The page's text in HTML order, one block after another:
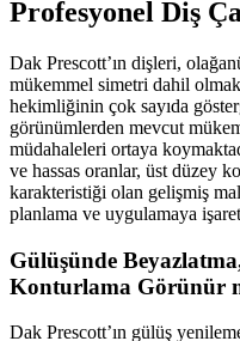
Profesyonel Diş
Dak Prescott’ın dişleri,
mükemmel simetri dahil
hekimliğinin çok sayıda
görünümlerden mevcut
müdahaleleri ortaya
ve hassas oranlar, üst düzey
karakteristiği olan gelişmiş
planlama ve uygulamaya
Gülüşünde
Konturlama Görünür
Dak Prescott’ın gülüş